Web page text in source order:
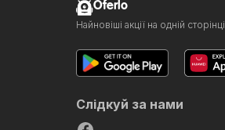
Oferlo
Найновіші акції на одній сторінці
Слідкуй за нами